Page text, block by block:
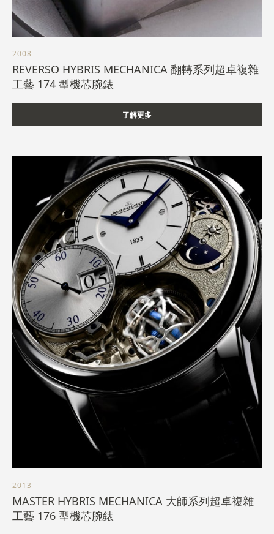
2008
REVERSO HYBRIS MECHANICA 翻轉系列超卓複雜
工藝 174 型機芯腕錶
了解更多
2013
MASTER HYBRIS MECHANICA 大師系列超卓複雜
工藝 176 型機芯腕錶